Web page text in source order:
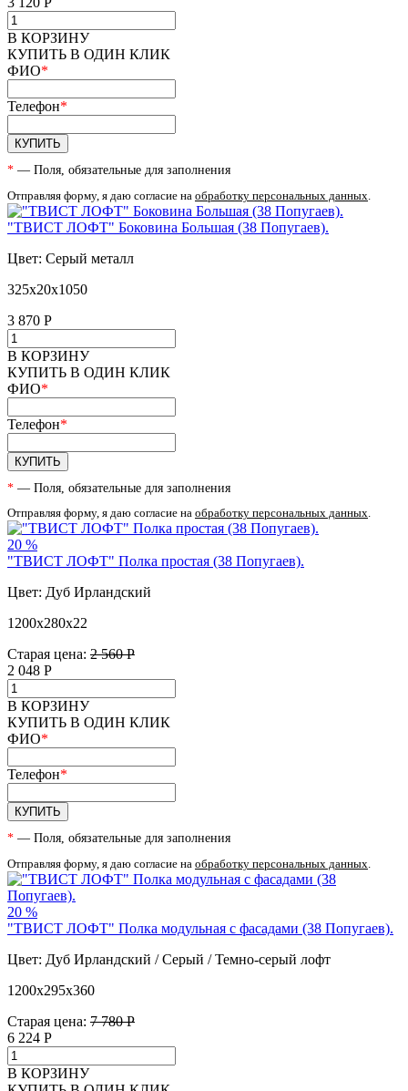
В КОРЗИНУ
КУПИТЬ В ОДИН КЛИК
ФИО*
Телефон*
КУПИТЬ
* — Поля, обязательные для заполнения
Отправляя форму, я даю согласие на обработку персональных данных
"ТВИСТ ЛОФТ" Боковина Большая (38 Попугаев).
Цвет: Серый металл
325х20х1050
3 870 Р
В КОРЗИНУ
КУПИТЬ В ОДИН КЛИК
ФИО*
Телефон*
КУПИТЬ
* — Поля, обязательные для заполнения
Отправляя форму, я даю согласие на обработку персональных данных.
20 %
"ТВИСТ ЛОФТ" Полка простая (38 Попугаев).
Цвет: Дуб Ирландский
1200х280х22
Старая цена: 2 560 Р
2 048 Р
В КОРЗИНУ
КУПИТЬ В ОДИН КЛИК
ФИО*
Телефон*
КУПИТЬ
* — Поля, обязательные для заполнения
Отправляя форму, я даю согласие на обработку персональных данных.
20 %
"ТВИСТ ЛОФТ" Полка модульная с фасадами (38 Попугаев).
Цвет: Дуб Ирландский / Серый / Темно-серый лофт
1200х295х360
Старая цена: 7 780 Р
6 224 Р
В КОРЗИНУ